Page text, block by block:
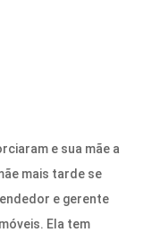
e sua mãe a
mais tarde se
e gerente
Ela tem